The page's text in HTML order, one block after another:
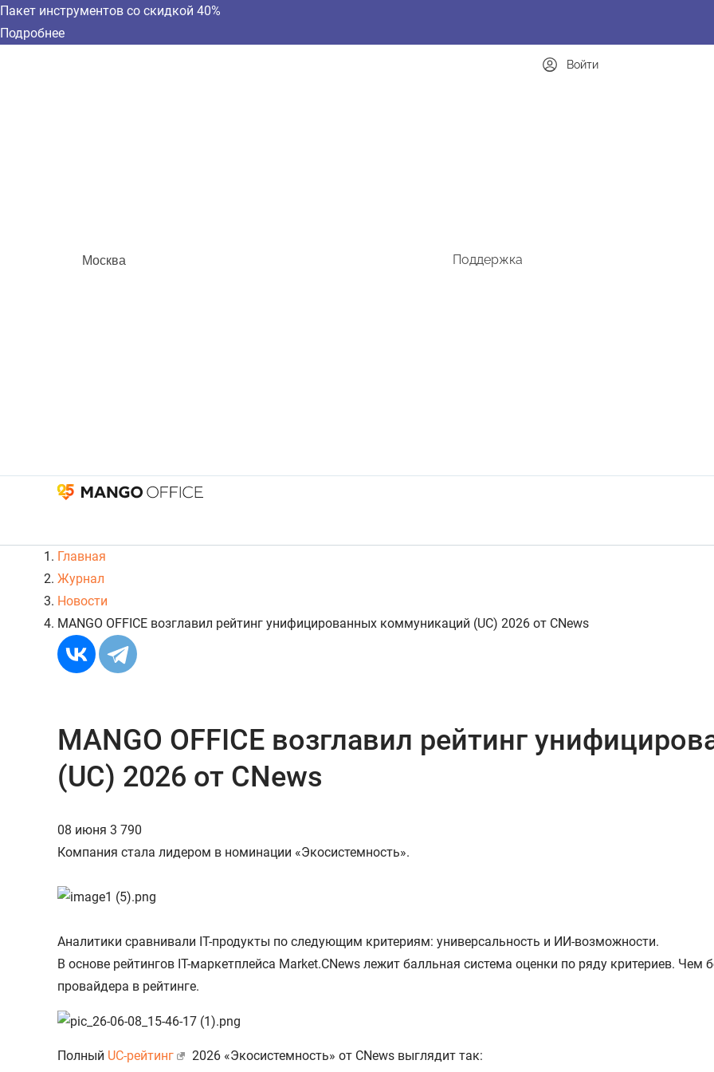
Пакет инструментов со скидкой 40%
Подробнее
Москва Поддержка
Войти
Главная
Журнал
Новости
MANGO OFFICE возглавил рейтинг унифицированных коммуникаций (UC) 2026 от CNews
MANGO OFFICE возглавил рейтинг
(UC) 2026 от CNews
08 июня 3 790
Компания стала лидером в номинации «Экосистемность».
Аналитики сравнивали IT-продукты по следующим критериям: универсальность и ИИ-возможности.
В основе рейтингов IT-маркетплейса Market.CNews лежит балльная система оценки по ряду критериев.
провайдера в рейтинге.
Полный UC-рейтинг 2026 «Экосистемность» от CNews выглядит так: